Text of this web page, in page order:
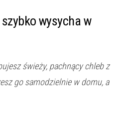
wysycha w
świeży, pachnący chleb z
go samodzielnie w domu, a